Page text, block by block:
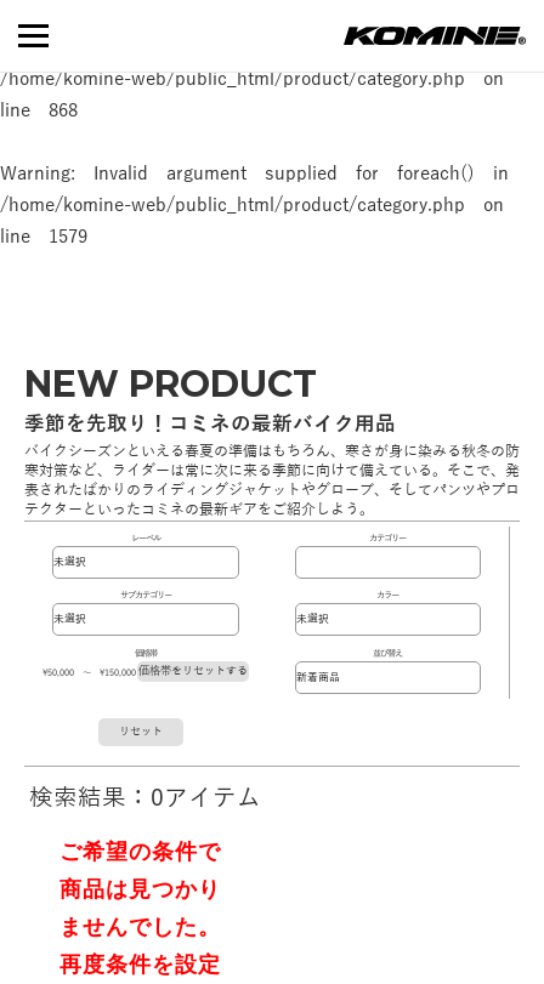
Warning
: Invalid argument supplied for foreach() in
/home/komine-web/public_html/product/category.php on
line 868
Warning: Invalid argument supplied for foreach() in
/home/komine-web/public_html/product/category.php on
line 1579
NEW PRODUCT
季節を先取り！コミネの最新バイク用品
バイクシーズンといえる春夏の準備はもちろん、寒さが身に染みる秋冬の防
寒対策など、ライダーは常に次に来る季節に向けて備えている。そこで、発
表されたばかりのライディングジャケットやグローブ、そしてパンツやプロ
テクターといったコミネの最新ギアをご紹介しよう。
レーベル カテゴリー
サブカテゴリー カラー
価格帯
\50,000 ～ \150,000 価格帯をリセットする
並び替え
リセット
検索結果：0アイテム
ご希望の条件で
商品は見つかり
ませんでした。
再度条件を設定